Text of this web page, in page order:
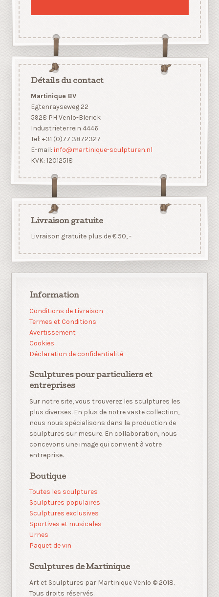
Détails du contact
Martinique BV
Egtenrayseweg 22
5928 PH Venlo-Blerick
Industrieterrein 4446
Tel: +31 (0)77 3872327
E-mail: info@martinique-sculpturen.nl
KVK: 12012518
Livraison gratuite
Livraison gratuite plus de € 50, -
Information
Conditions de Livraison
Termes et Conditions
Avertissement
Cookies
Déclaration de confidentialité
Sculptures pour particuliers et
entreprises
Sur notre site, vous trouverez les sculptures les
plus diverses. En plus de notre vaste collection,
nous nous spécialisons dans la production de
sculptures sur mesure. En collaboration, nous
concevons une image qui convient à votre
entreprise.
Boutique
Toutes les sculptures
Sculptures populaires
Sculptures exclusives
Sportives et musicales
Urnes
Paquet de vin
Sculptures de Martinique
Art et Sculptures par Martinique Venlo © 2018.
Tous droits réservés.